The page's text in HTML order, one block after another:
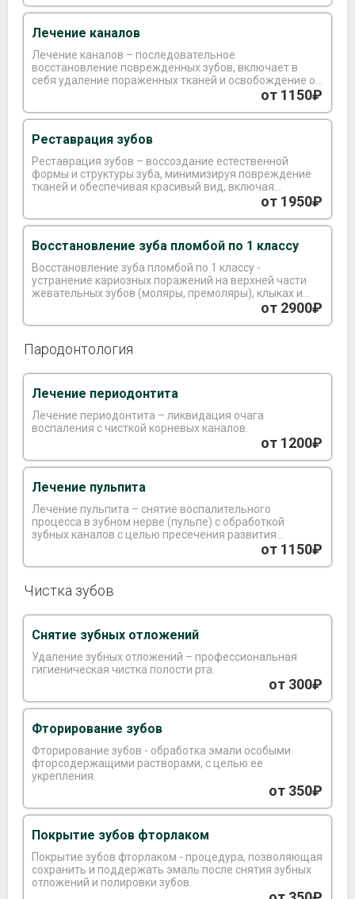
Лечение каналов
Лечение каналов – последовательное
восстановление поврежденных зубов, включает в
себя удаление пораженных тканей и освобождение от
микроорганизмов. После проведения дезинфекции
запломбирование, что может потребовать от 2 до 3
от 1150₽
Реставрация зубов
Реставрация зубов – воссоздание естественной
формы и структуры зуба, минимизируя повреждение
тканей и обеспечивая красивый вид, включая
от 1950₽
Восстановление зуба пломбой по 1 классу
Восстановление зуба пломбой по 1 классу -
устранение кариозных поражений на верхней части
жевательных зубов (моляры, премоляры), клыках и
от 2900₽
Пародонтология
Лечение периодонтита
Лечение периодонтита – ликвидация очага
воспаления с чисткой корневых каналов.
от 1200₽
Лечение пульпита
Лечение пульпита – снятие воспалительного
процесса в зубном нерве (пульпе) с обработкой
зубных каналов с целью пресечения развития
от 1150₽
Чистка зубов
Снятие зубных отложений
Удаление зубных отложений – профессиональная
гигиеническая чистка полости рта.
от 300₽
Фторирование зубов
Фторирование зубов - обработка эмали особыми
фторсодержащими растворами, с целью ее
укрепления.
от 350₽
Покрытие зубов фторлаком
Покрытие зубов фторлаком - процедура, позволяющая
сохранить и поддержать эмаль после снятия зубных
отложений и полировки зубов.